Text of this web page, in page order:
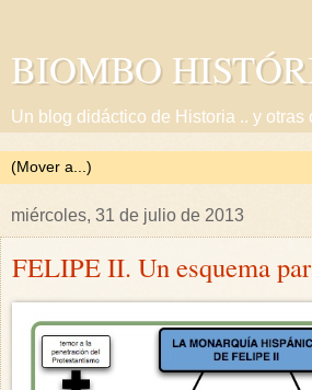
BIOMBO
Un blog didáctico de Historia .. y otras
miércoles, 31 de julio de 2013
FELIPE II. Un esquema